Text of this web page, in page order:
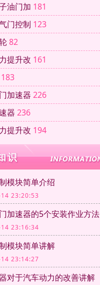
油门加 181
门控制 123
82
提升改 161
183
加速器 226
器 236
提升改 194
模块简单介绍
23:20:53
加速器的5个安装作业方法
23:16:34
模块简单讲解
23:14:27
对于汽车动力的改善讲解